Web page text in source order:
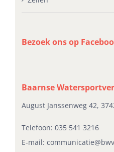
Bezoek ons op
Baarnse
August Janssenweg 42,
Telefoon:035 541 3216
E-mail: